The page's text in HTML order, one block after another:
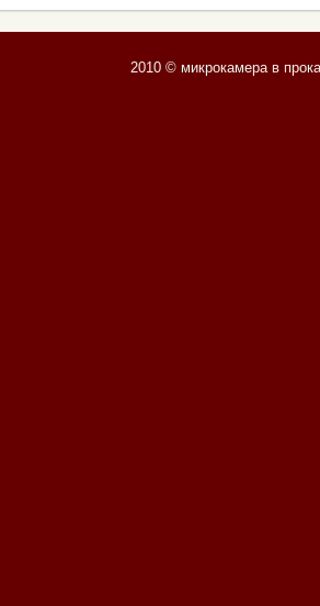
2010 © микрокамера в